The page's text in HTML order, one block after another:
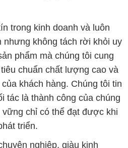
chuẩn chất lượng cao và
khách hàng. Chúng tôi tin
tác là thành công của chúng
chỉ có thể đạt được khi
triển.
nghiệp, giàu kinh
tôi có khả năng đáp ứng
chất của khách hàng từ các
xuất khác nhau. Quý
vào sự tư vấn chuyên